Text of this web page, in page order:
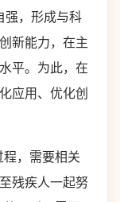
强，形成与科
新能力，在主
平。为此，在
应用、优化创
，需要相关
残疾人一起努